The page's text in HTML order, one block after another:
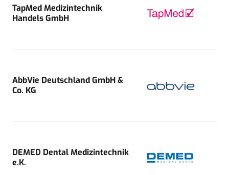
TapMed Medizintechnik
Handels GmbH
AbbVie Deutschland GmbH &
Co. KG
DEMED Dental Medizintechnik
e.K.